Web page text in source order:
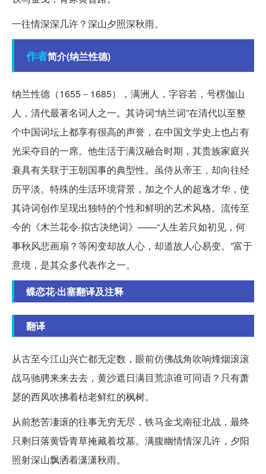
一往情深深几许？深山夕照深秋雨。
作者简介(纳兰性德)
纳兰性德（1655－1685），满洲人，字容若，号楞伽山
人，清代最著名词人之一。其诗词“纳兰词”在清代以至整
个中国词坛上都享有很高的声誉，在中国文学史上也占有
光采夺目的一席。他生活于满汉融合时期，其贵族家庭兴
衰具有关联于王朝国事的典型性。虽侍从帝王，却向往经
历平淡。特殊的生活环境背景，加之个人的超逸才华，使
其诗词创作呈现出独特的个性和鲜明的艺术风格。流传至
今的《木兰花令·拟古决绝词》——“人生若只如初见，何
事秋风悲画扇？等闲变却故人心，却道故人心易变。”富于
意境，是其众多代表作之一。
蝶恋花·出塞翻译及注释
翻译
从古至今江山兴亡都无定数，眼前仿佛战角吹响烽烟滚滚
战马驰骋来来去去，黄沙遮日满目荒凉谁可同语？只有萧
瑟的西凤吹拂着枯老鲜红的枫树。
从前愁苦凄滚的往事无穷无尽，铁马金戈南征北战，最终
只剩日落黄昏青草掩藏着坟墓。满腹幽情情深几许，夕阳
照射深山飘洒着潇潇秋雨。